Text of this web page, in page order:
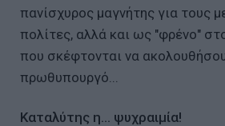
πανίσχυρος μαγνήτης για τους
πολίτες, αλλά και ως "φρένο"
που σκέφτονται να
πρωθυπουργό...
Καταλύτης η... ψυχραιμία!